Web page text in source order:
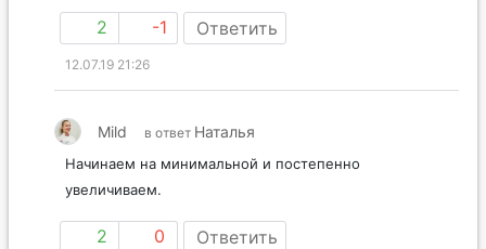
2 -1 Ответить
12.07.19 21:26
Mild в ответ Наталья
Начинаем на минимальной и постепенно
увеличиваем.
2 0 Ответить